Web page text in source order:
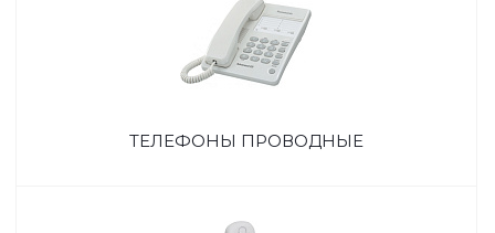
ТЕЛЕФОНЫ ПРОВОДНЫЕ